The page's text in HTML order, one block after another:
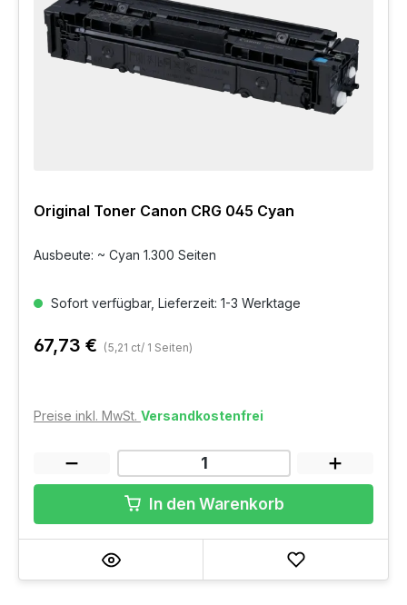
Original Toner Canon CRG 045 Cyan
Ausbeute: ~ Cyan 1.300 Seiten
Sofort verfügbar, Lieferzeit: 1-3 Werktage
67,73 € (5,21 ct/ 1 Seiten)
Preise inkl. MwSt. Versandkostenfrei
In den Warenkorb